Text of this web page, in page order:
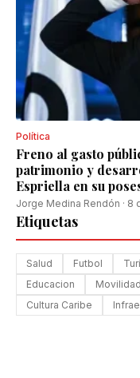
Política
Freno al gasto
patrimonio y
Espriella en su
Jorge Medina Rendón · 8
Etiquetas
Salud Futbol
Educacion
Movilidad
Cultura Caribe